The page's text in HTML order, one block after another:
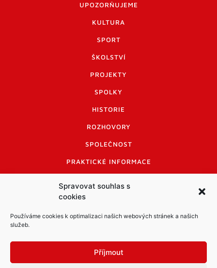
Spravovat souhlas s
cookies
Používáme cookies k optimalizaci našich webových stránek a našich
služeb.
Příjmout
UPOZORŇUJEME
KULTURA
SPORT
ŠKOLSTVÍ
PROJEKTY
SPOLKY
HISTORIE
ROZHOVORY
SPOLEČNOST
PRAKTICKÉ INFORMACE
INFORMACE A KODEX DISKUTUJÍCÍCH
LOGO A LOGO MANUÁL